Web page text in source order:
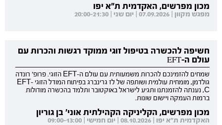
מכון מפרשים, האקדמית ת"א יפו
מפגש מקוון | 07.09.2026 | יום שני | 20:00-21:30
חשיפה להכשרה בטיפול זוגי ממוקד רגשות והכרות עם
עולם ה-EFT
שמחים להזמינכם להכרות משמעותית עם עולם ה-EFT הזוגי. פרופ' רונדה
גולדמן, מומחית עולמית ושותפה של לז גרינברג בפיתוח המודל הזוגי EFT-
C, נענתה להזמנתנו ותגיע לישראל באוקטובר ותלמד בהכשרה מודולות
ברמות העמקה ויישום שונות.
מכון מפרשים, הקליניקה הקהילתית אוני' בן גוריון
האקדמית ת"א יפו | 08.10.2026 | יום חמישי | 09:00-13:00